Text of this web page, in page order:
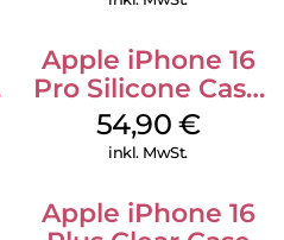
Apple iPhone 16
Pro Silicone Case
MagSafe Black
54,90 €
inkl. MwSt.
Apple iPhone 16